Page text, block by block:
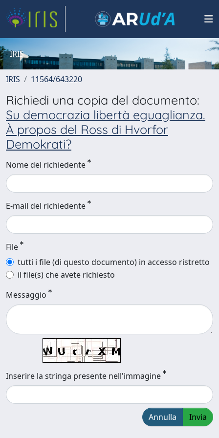
IRIS
IRIS 11564/643220
Richiedi una copia del documento:
Su democrazia libertà eguaglianza.
À propos del Ross di Hvorfor
Demokrati?
Nome del richiedente
E-mail del richiedente
File
tutti i file (di questo documento) in accesso ristretto
il file(s) che avete richiesto
Messaggio
Inserire la stringa presente nell'immagine
Annulla Invia